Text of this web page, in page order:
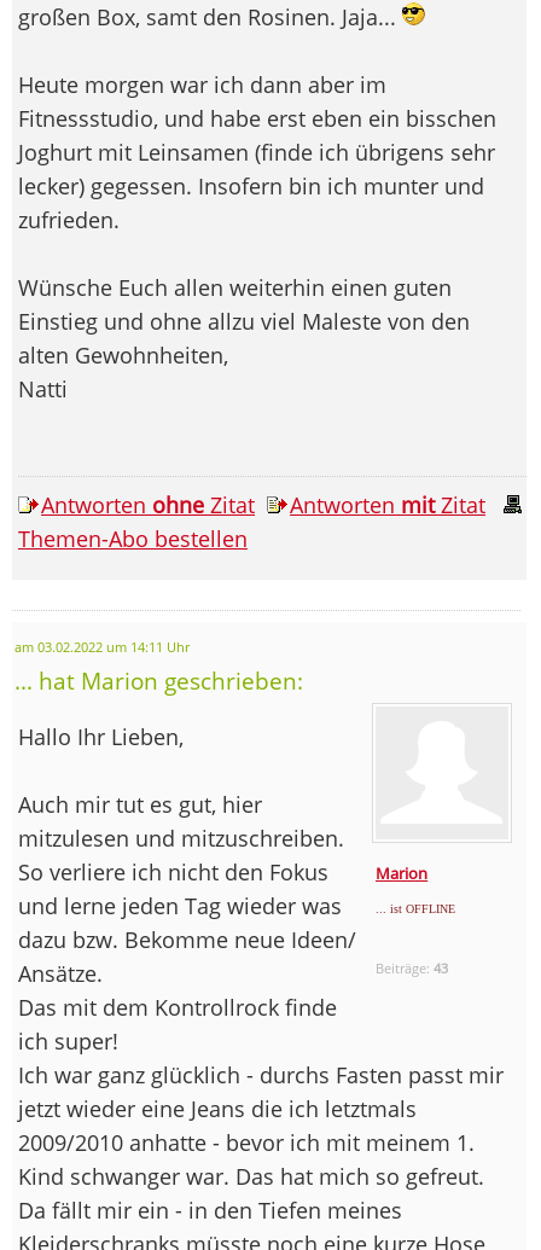
großen Box, samt den Rosinen. Jaja...
Heute morgen war ich dann aber im
Fitnessstudio, und habe erst eben ein bisschen
Joghurt mit Leinsamen (finde ich übrigens sehr
lecker) gegessen. Insofern bin ich munter und
zufrieden.
Wünsche Euch allen weiterhin einen guten
Einstieg und ohne allzu viel Maleste von den
alten Gewohnheiten,
Natti
Antworten ohne Zitat Antworten mitZitat
Themen-Abo bestellen
am 03.02.2022 um 14:11 Uhr
... hat Marion geschrieben:
Marion
... ist OFFLINE
Beiträge:43
Hallo Ihr Lieben,
Auch mir tut es gut, hier
mitzulesen und mitzuschreiben.
So verliere ich nicht den Fokus
und lerne jeden Tag wieder was
dazu bzw. Bekomme neue Ideen/
Ansätze.
Das mit dem Kontrollrock finde
ich super!
Ich war ganz glücklich - durchs Fasten passt mir
jetzt wieder eine Jeans die ich letztmals
2009/2010 anhatte - bevor ich mit meinem 1.
Kind schwanger war. Das hat mich so gefreut.
Da fällt mir ein - in den Tiefen meines